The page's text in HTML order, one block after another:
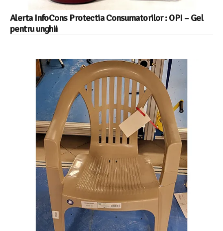
Alerta InfoCons Protectia Consumatorilor : OPI – Gel
pentru unghii